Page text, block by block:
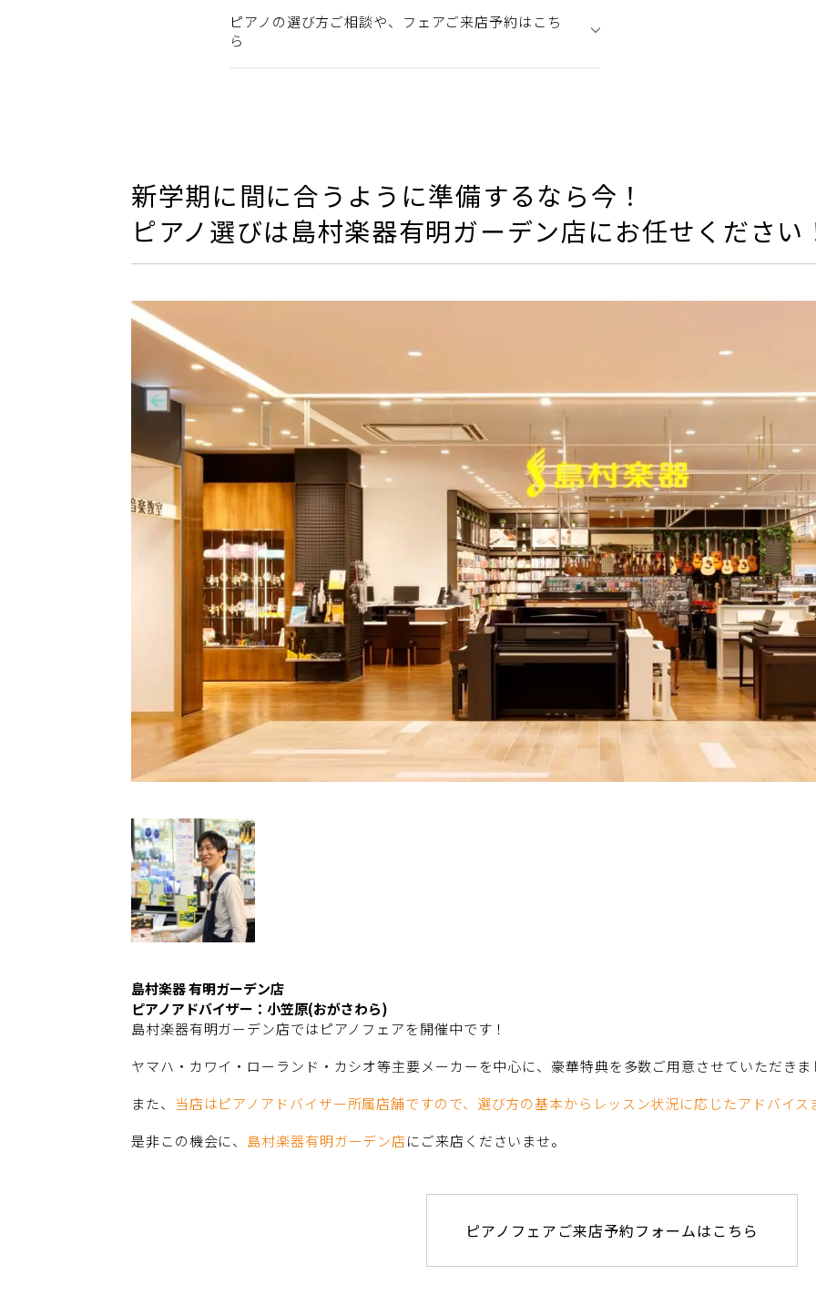
ピアノの選び方ご相談や、フェアご来店予約はこち
ら
新学期に間に合うように準備するなら今！
ピアノ選びは島村楽器有明ガーデン店にお任せください
島村楽器 有明ガーデン店
ピアノアドバイザー：小笠原(おがさわら)
島村楽器有明ガーデン店ではピアノフェアを開催中です！
ヤマハ・カワイ・ローランド・カシオ等主要メーカーを中心に、豪華特典を多数ご用意させていただきま
また、
当店はピアノアドバイザー所属店舗ですので、選び方の基本からレッスン状況に応じたアドバイ
是非この機会に、 島村楽器有明ガーデン店にご来店くださいませ。
ピアノフェアご来店予約フォームはこちら